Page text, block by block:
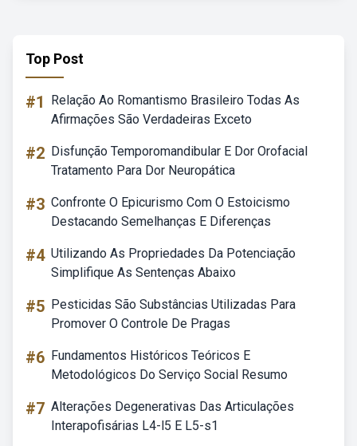
Top Post
#1
Relação Ao Romantismo Brasileiro Todas As
Afirmações São Verdadeiras Exceto
#2 Disfunção Temporomandibular E Dor Orofacial
Tratamento Para Dor Neuropática
#3 Confronte O Epicurismo Com O Estoicismo
Destacando Semelhanças E Diferenças
#4 Utilizando As Propriedades Da Potenciação
Simplifique As Sentenças Abaixo
#5 Pesticidas São Substâncias Utilizadas Para
Promover O Controle De Pragas
#6 Fundamentos Históricos Teóricos E
Metodológicos Do Serviço Social Resumo
#7 Alterações Degenerativas Das Articulações
Interapofisárias L4-l5 E L5-s1